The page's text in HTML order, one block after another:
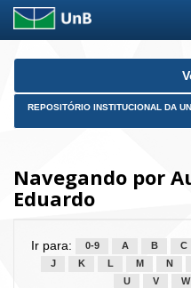
Skip
REPOSITÓRIO INSTITUCIONAL DA
Navegando por
Eduardo
Ir para: 0-9 A B C
J
K L M N
U
V W